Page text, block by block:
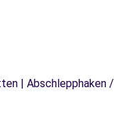
| Abschlepphaken /